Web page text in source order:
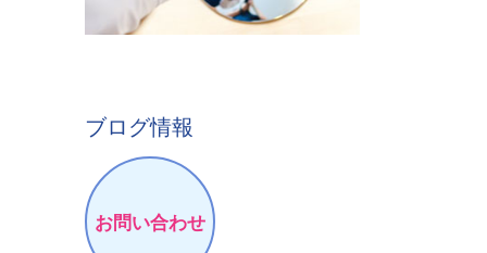
ブログ情報
お問い合わせ